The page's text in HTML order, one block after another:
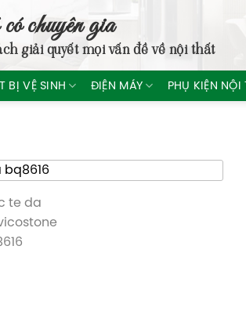
chuyên gia
giải quyết mọi vấn đề về nội thất
BỊ VỆ SINH ĐIỆN MÁY PHỤ KIỆN NỘI